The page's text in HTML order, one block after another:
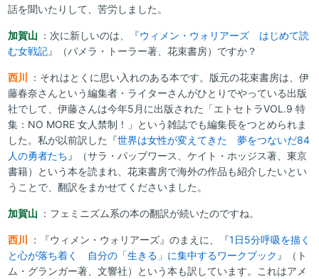
話を聞いたりして、苦労しました。
加賀山 ：次に新しいのは、『ウィメン・ウォリアーズ はじめて読
む女戦記』（パメラ・トーラー著、花束書房）ですか？
西川
：それはとくに思い入れのある本です。版元の花束書房は、伊
藤春奈さんという編集者・ライターさんがひとりでやっている出版
社でして、伊藤さんは今年5月に出版された「エトセトラVOL.9 特
集：NO MORE 女人禁制！」という雑誌でも編集長をつとめられま
した。私が以前訳した『世界は女性が変えてきた 夢をつないだ84
人の勇者たち 』（サラ・パップワース、ケイト・ホッジス著、東京
書籍）という本を読まれ、花束書房で海外の作品も紹介したいとい
うことで、翻訳をまかせてくださいました。
加賀山 ：フェミニズム系の本の翻訳が続いたのですね。
西川 ：『ウィメン・ウォリアーズ』のまえに、『1日5分呼吸を描く
と心が落ち着く 自分の「生きる」に集中するワークブック 』（ト
ム・グランガー著、文響社）という本も訳しています。これはアメ